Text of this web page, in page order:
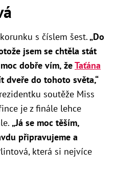
s číslem šest.„Do
jsem se chtěla stát
dobře vím, žeTaťána
dveře do tohoto světa,“
soutěže Miss
je z finále lehce
„Já se moc těším,
připravujeme a
která si nejvíce